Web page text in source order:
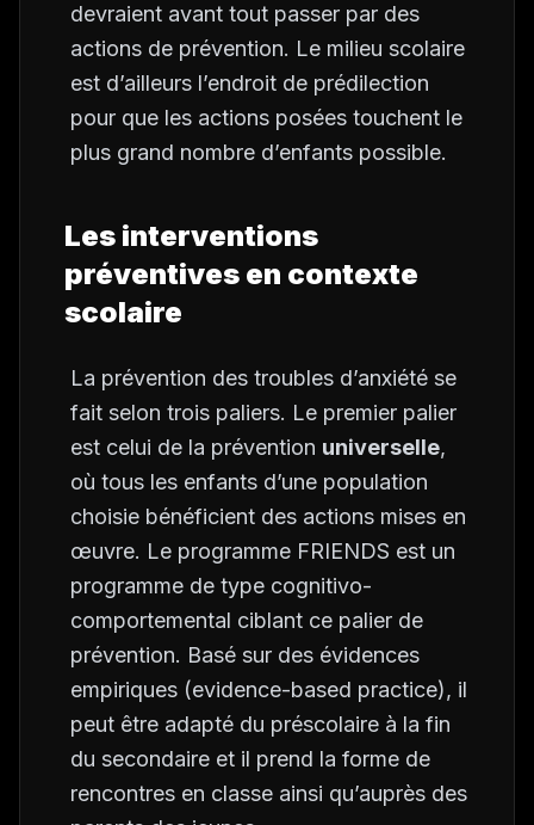
devraient avant tout passer par des
actions de prévention. Le milieu scolaire
est d’ailleurs l’endroit de prédilection
pour que les actions posées touchent le
plus grand nombre d’enfants possible.
Les interventions
préventives en contexte
scolaire
La prévention des troubles d’anxiété se
fait selon trois paliers. Le premier palier
est celui de la prévention universelle,
où tous les enfants d’une population
choisie bénéficient des actions mises en
œuvre. Le programme FRIENDS est un
programme de type cognitivo-
comportemental ciblant ce palier de
prévention. Basé sur des évidences
empiriques (evidence-based practice), il
peut être adapté du préscolaire à la fin
du secondaire et il prend la forme de
rencontres en classe ainsi qu’auprès des